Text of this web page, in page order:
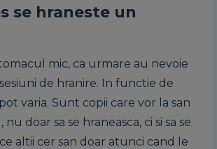
se hraneste un
mic, ca urmare au nevoie
de hranire. In functie de
varia. Sunt copii care vor la san
doar sa se hraneasca, ci si sa se
altii cer san doar atunci cand le